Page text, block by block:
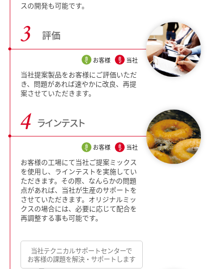
スの開発も可能です。
評価
お客様 当社
当社提案製品をお客様にご評価いただ
き、問題があれば速やかに改良、再提
案させていただきます。
ラインテスト
お客様 当社
お客様の工場にて当社ご提案ミックス
を使用し、ラインテストを実施してい
ただきます。その際、なんらかの問題
点があれば、当社が生産のサポートを
させていただきます。オリジナルミッ
クスの場合には、必要に応じて配合を
再調整する事も可能です。
当社テクニカルサポートセンターで
お客様の課題を解決・サポートします